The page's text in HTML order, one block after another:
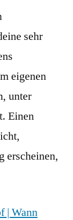
sehr
eigenen
unter
Einen
erscheinen,
| Wann